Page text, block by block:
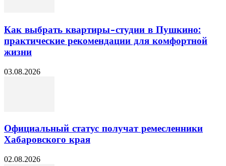
Как выбрать квартиры-студии в Пушкино:
практические рекомендации для комфортной
жизни
03.08.2026
Официальный статус получат ремесленники
Хабаровского края
02.08.2026